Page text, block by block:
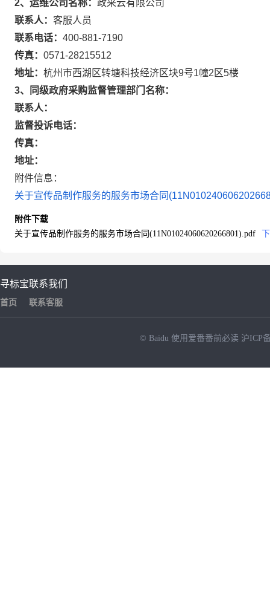
2、运维公司名称： 政采云有限公司
联系人： 客服人员
联系电话： 400-881-7190
传真： 0571-28215512
地址： 杭州市西湖区转塘科技经济区块9号1幢2区5楼
3、同级政府采购监督管理部门名称：
联系人：
监督投诉电话：
传真：
地址：
附件信息：
关于宣传品制作服务的服务市场合同
附件下载
关于宣传品制作服务的服务市场合同(11N01024060620266801).pdf
寻标宝
首页
联系我们
联系客服
© Baidu 使用爱番番前必读 沪ICP